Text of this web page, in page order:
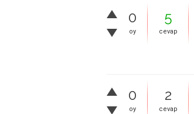
0
oy
5
cevap
0
oy
2
cevap